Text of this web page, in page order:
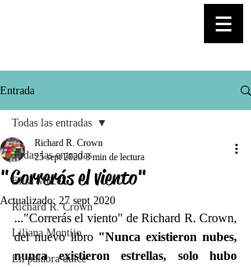
Entrada
Todas las entradas
Elisa Voice
Richard R. Crown
Liliana Montijo
En palabra dulce
Todas las entradas
"Correrás el viento"
Richard R. Crown
25 sept 2020 3 min de lectura
Actualizado: 27 sept 2020
..."Correrás el viento" de Richard R. Crown,
del nuevo libro "Nunca existieron nubes,
nunca existieron estrellas, solo hubo